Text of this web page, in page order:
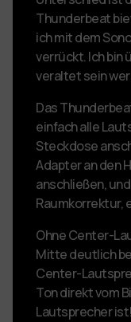
Thunderbeat
ich mit dem
verrückt. Ich bin
veraltet sein
Das
einfach alle
Steckdose
Adapter an den
anschließen,
Raumkorrektur,
Ohne Center-
Mitte deutlich
Center-
Ton direkt vom
Lautsprecher